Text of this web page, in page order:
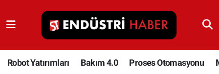
Robot Yatırımları Bakım 4.0 Proses Otomasyonu
Robot Yatırımları
Bakım 4.0